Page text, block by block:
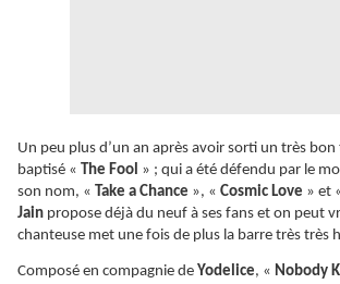
Un peu plus d’un an après avoir sorti un très
baptisé « The Fool » ; qui a été défendu par le
son nom, « Take a Chance », « Cosmic Love » et
Jain propose déjà du neuf à ses fans et on peut
chanteuse met une fois de plus la barre très très
Composé en compagnie de Yodelice, « Nobody